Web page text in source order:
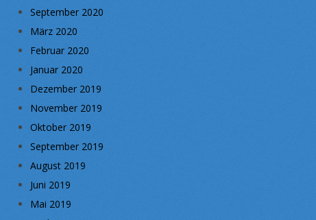
September 2020
März 2020
Februar 2020
Januar 2020
Dezember 2019
November 2019
Oktober 2019
September 2019
August 2019
Juni 2019
Mai 2019